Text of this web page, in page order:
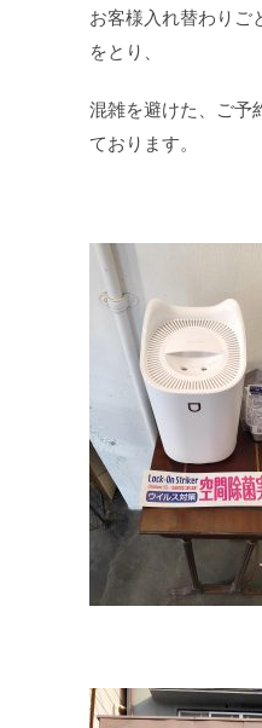
お客様入れ替わりご
をとり、
混雑を避けた、ご予
ております。